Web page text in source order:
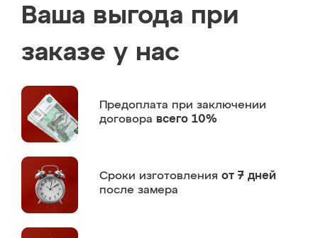
Ваша выгода при
заказе у нас
Предоплата при заключении
договора всего 10%
Сроки изготовления от 7 дней
после замера